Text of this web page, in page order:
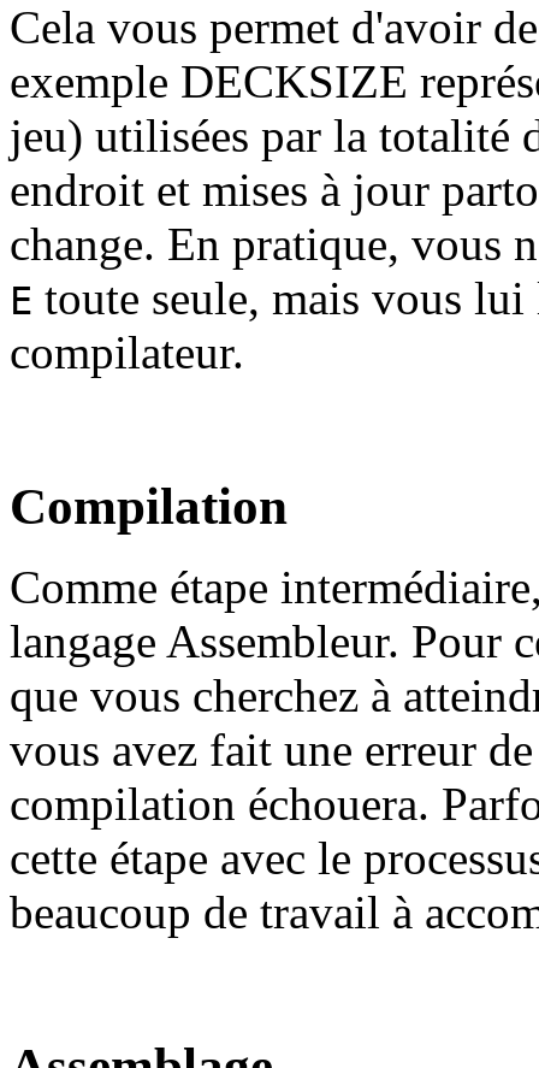
Cela vous permet d'avoir
exemple DECKSIZE
jeu) utilisées par la totalité
endroit et mises à jour
change. En pratique, vous
E toute seule, mais vous lui
compilateur.
Compilation
Comme étape
langage Assembleur. Pour
que vous cherchez à
vous avez fait une erreur
compilation échouera.
cette étape avec le
beaucoup de travail à